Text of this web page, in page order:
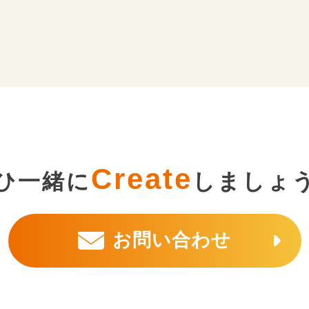
一緒にCreate しましょ
お問い合わせ